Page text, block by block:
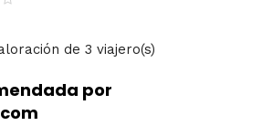
de 3 viajero(s)
por